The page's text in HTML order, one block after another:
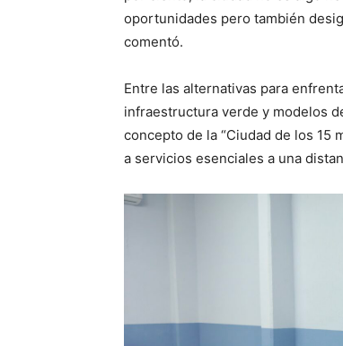
oportunidades pero también
comentó.
Entre las alternativas para
infraestructura verde y modelos
concepto de la “Ciudad de los 15
a servicios esenciales a una